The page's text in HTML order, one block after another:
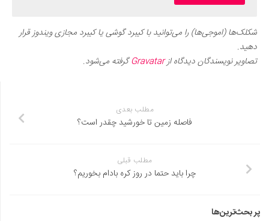
شکلک‌ها (اموجی‌ها) را می‌توانید با کیبرد گوشی یا کیبرد مجازی ویندوز قرار
دهید.
تصاویر نویسندگان دیدگاه ازGravatarگرفته می‌شود.
مطلب بعدی
فاصله زمین تا خورشید چقدر است؟
مطلب قبلی
چرا باید حتما در روز کره بادام بخوریم؟
پر بحث‌ترین‌ها